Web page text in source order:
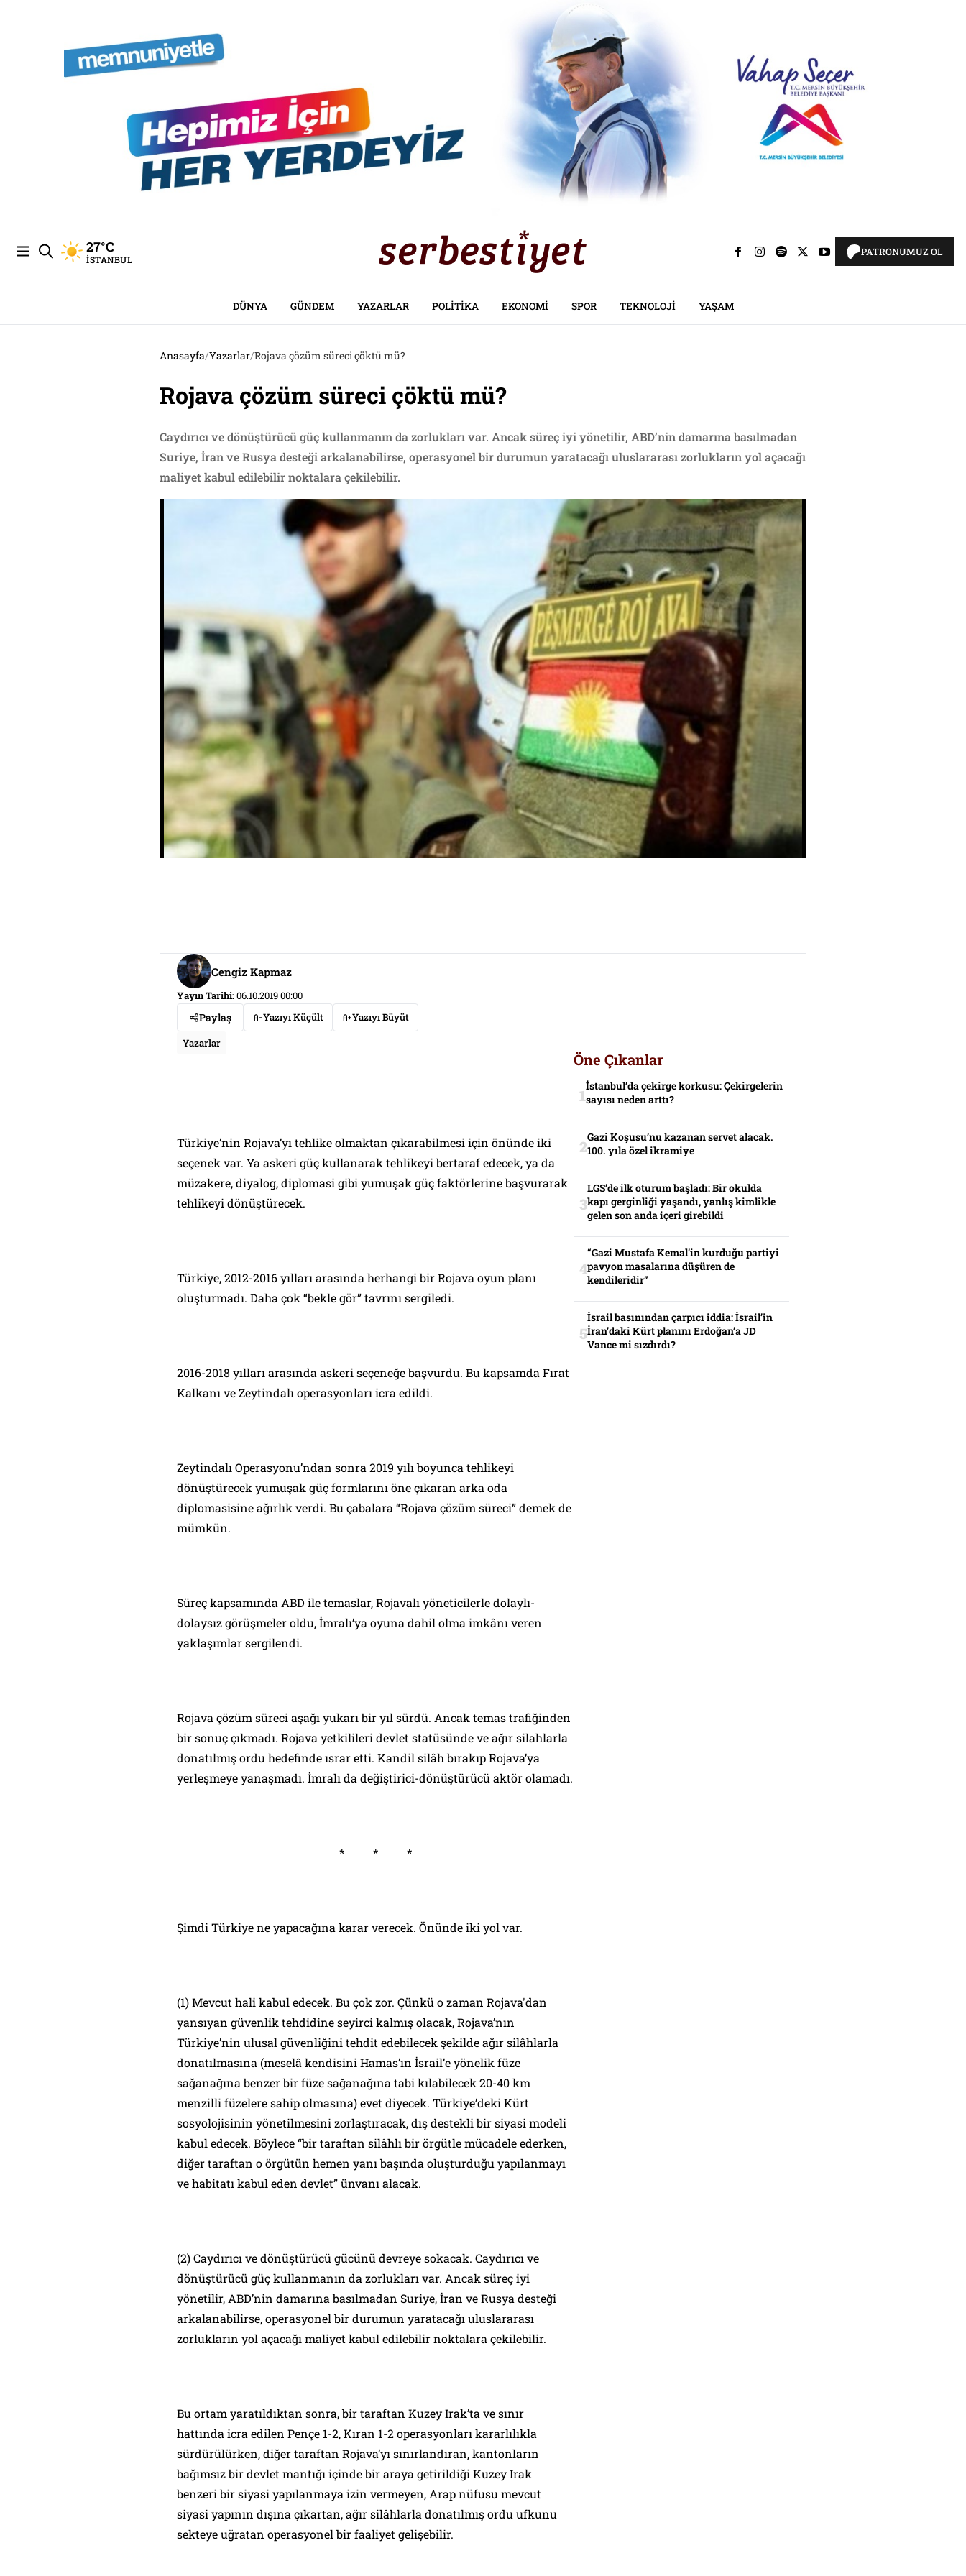
27°C
İSTANBUL
PATRONUMUZ OL
DÜNYA GÜNDEM YAZARLAR POLITIKA EKONOMI SPOR TEKNOLOJI YAŞAM
Anasayfa/Yazarlar/Rojava çözüm süreci çöktü mü?
Rojava çözüm süreci çöktü mü?
Caydırıcı ve dönüştürücü güç kullanmanın da zorlukları var. Ancak süreç iyi yönetilir, ABD’nin damarına basılmadan
Suriye, İran ve Rusya desteği arkalanabilirse, operasyonel bir durumun yaratacağı uluslararası zorlukların yol açacağı
maliyet kabul edilebilir noktalara çekilebilir.
Cengiz Kapmaz
Yayın Tarihi:06.10.2019 00:00
Paylaş Yazıyı Küçült
Yazıyı Büyüt
Yazarlar
Türkiye’nin Rojava’yı tehlike olmaktan çıkarabilmesi için önünde iki
seçenek var. Ya askeri güç kullanarak tehlikeyi bertaraf edecek, ya da
müzakere, diyalog, diplomasi gibi yumuşak güç faktörlerine başvurarak
tehlikeyi dönüştürecek.
Türkiye, 2012-2016 yılları arasında herhangi bir Rojava oyun planı
oluşturmadı. Daha çok “bekle gör” tavrını sergiledi.
2016-2018 yılları arasında askeri seçeneğe başvurdu. Bu kapsamda Fırat
Kalkanı ve Zeytindalı operasyonları icra edildi.
Zeytindalı Operasyonu’ndan sonra 2019 yılı boyunca tehlikeyi
dönüştürecek yumuşak güç formlarını öne çıkaran arka oda
diplomasisine ağırlık verdi. Bu çabalara “Rojava çözüm süreci” demek de
mümkün.
Süreç kapsamında ABD ile temaslar, Rojavalı yöneticilerle dolaylı-
dolaysız görüşmeler oldu, İmralı’ya oyuna dahil olma imkânı veren
yaklaşımlar sergilendi.
Rojava çözüm süreci aşağı yukarı bir yıl sürdü. Ancak temas trafiğinden
bir sonuç çıkmadı. Rojava yetkilileri devlet statüsünde ve ağır silahlarla
donatılmış ordu hedefinde ısrar etti. Kandil silâh bırakıp Rojava’ya
yerleşmeye yanaşmadı. İmralı da değiştirici-dönüştürücü aktör olamadı.
* * *
Şimdi Türkiye ne yapacağına karar verecek. Önünde iki yol var.
(1) Mevcut hali kabul edecek. Bu çok zor. Çünkü o zaman Rojava'dan
yansıyan güvenlik tehdidine seyirci kalmış olacak,Rojava’nın
Türkiye’nin ulusal güvenliğini tehdit edebilecek şekilde ağır silâhlarla
donatılmasına (meselâ kendisini Hamas’ın İsrail’e yönelik füze
sağanağına benzer bir füze sağanağına tabi kılabilecek 20-40 km
menzilli füzelere sahip olmasına) evet diyecek. Türkiye’deki Kürt
sosyolojisinin yönetilmesini zorlaştıracak, dış destekli bir siyasi modeli
kabul edecek. Böylece “bir taraftan silâhlı bir örgütle mücadele ederken,
diğer taraftan o örgütün hemen yanı başında oluşturduğu yapılanmayı
ve habitatı kabul eden devlet” ünvanı alacak.
(2) Caydırıcı ve dönüştürücü gücünü devreye sokacak. Caydırıcı ve
dönüştürücü güç kullanmanın da zorlukları var. Ancak süreç iyi
yönetilir, ABD’nin damarına basılmadan Suriye, İran ve Rusya desteği
arkalanabilirse, operasyonel bir durumun yaratacağı uluslararası
zorlukların yol açacağı maliyet kabul edilebilir noktalara çekilebilir.
Bu ortam yaratıldıktan sonra, bir taraftan Kuzey Irak’ta ve sınır
hattında icra edilen Pençe 1-2, Kıran 1-2 operasyonları kararlılıkla
sürdürülürken, diğer taraftan Rojava’yı sınırlandıran, kantonların
bağımsız bir devlet mantığı içinde bir araya getirildiği Kuzey Irak
benzeri bir siyasi yapılanmaya izin vermeyen, Arap nüfusu mevcut
siyasi yapının dışına çıkartan, ağır silâhlarla donatılmış ordu ufkunu
sekteye uğratan operasyonel bir faaliyet gelişebilir.
Öne Çıkanlar
İstanbul’da çekirge korkusu: Çekirgelerin
sayısı neden arttı?
Gazi Koşusu’nu kazanan servet alacak.
100. yıla özel ikramiye
LGS’de ilk oturum başladı: Bir okulda
kapı gerginliği yaşandı, yanlış kimlikle
gelen son anda içeri girebildi
“Gazi Mustafa Kemal’in kurduğu partiyi
pavyon masalarına düşüren de
kendileridir”
İsrail basınından çarpıcı iddia: İsrail’in
İran’daki Kürt planını Erdoğan’a JD
Vance mi sızdırdı?